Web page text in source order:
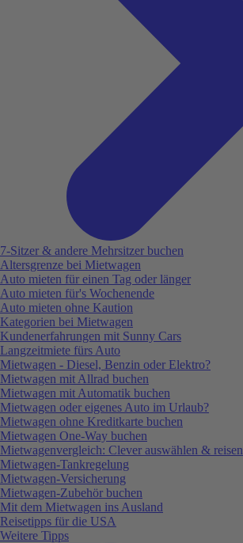
7-Sitzer & andere Mehrsitzer buchen
Altersgrenze bei Mietwagen
Auto mieten für einen Tag oder länger
Auto mieten für's Wochenende
Auto mieten ohne Kaution
Kategorien bei Mietwagen
Kundenerfahrungen mit Sunny Cars
Langzeitmiete fürs Auto
Mietwagen - Diesel, Benzin oder Elektro?
Mietwagen mit Allrad buchen
Mietwagen mit Automatik buchen
Mietwagen oder eigenes Auto im Urlaub?
Mietwagen ohne Kreditkarte buchen
Mietwagen One-Way buchen
Mietwagenvergleich: Clever auswählen & reisen
Mietwagen-Tankregelung
Mietwagen-Versicherung
Mietwagen-Zubehör buchen
Mit dem Mietwagen ins Ausland
Reisetipps für die USA
Weitere Tipps